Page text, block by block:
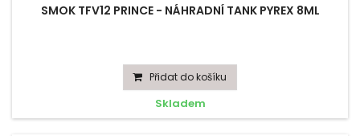
SMOK TFV12 PRINCE - NÁHRADNÍ TANK PYREX 8ML
Přidat do košíku
Skladem